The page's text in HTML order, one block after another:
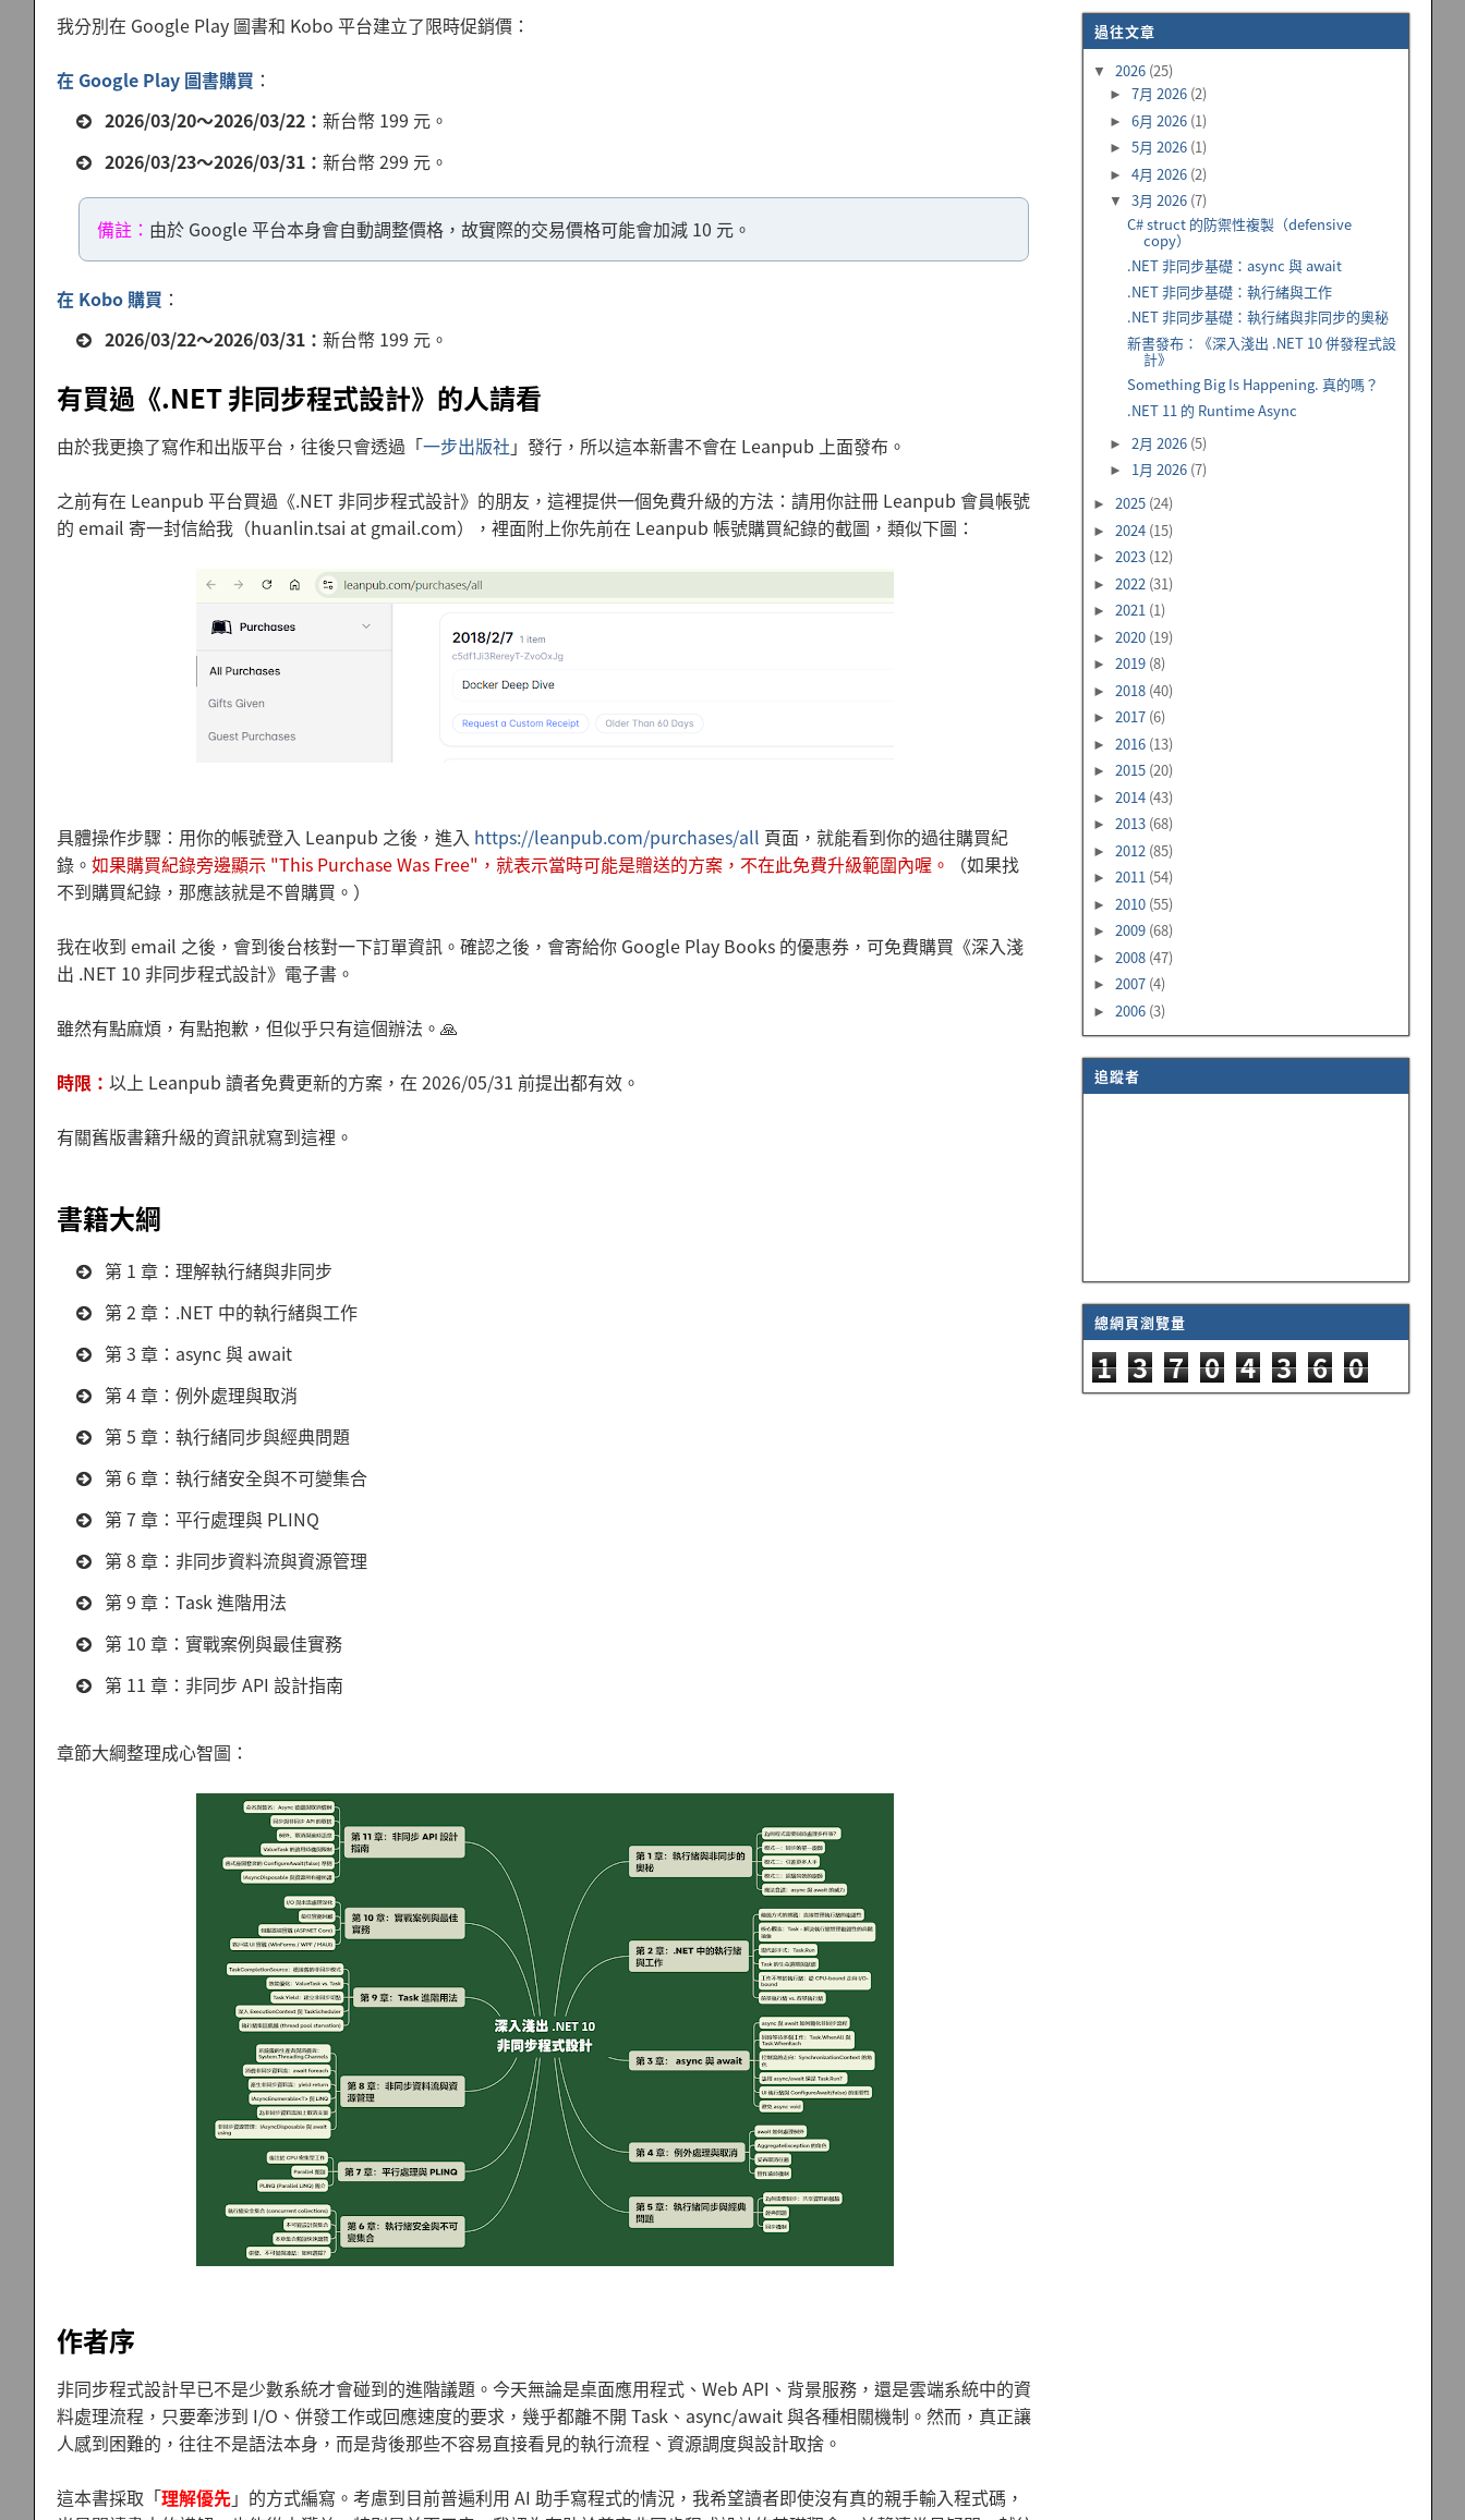
我分別在 Google Play 圖書和 Kobo 平台建立了限時促銷價：
在 Google Play 圖書購買 ：
2026/03/20～2026/03/22： 新台幣 199 元。
2026/03/23～2026/03/31： 新台幣 299 元。
備註： 由於 Google 平台本身會自動調整價格，故實際的交易價格可能會加減 10 元。
在 Kobo 購買 ：
2026/03/22～2026/03/31： 新台幣 199 元。
有買過《.NET 非同步程式設計》的人請看
由於我更換了寫作和出版平台，往後只會透過「一步出版社 」發行，所以這本新書不會在 Leanpub 上面發布。
之前有在 Leanpub 平台買過《.NET 非同步程式設計》的朋友，這裡提供一個免費升級的方法：請用你註冊 Leanpub 會員帳號
的 email 寄一封信給我（huanlin.tsai at gmail.com），裡面附上你先前在 Leanpub 帳號購買紀錄的截圖，類似下圖：
具體操作步驟：用你的帳號登入 Leanpub 之後，進入 https://leanpub.com/purchases/all 頁面，就能看到你的過往購買紀
錄。 如果購買紀錄旁邊顯示 "This Purchase Was Free"，就表示當時可能是贈送的方案，不在此免費升級範圍內喔。
（如果找
不到購買紀錄，那應該就是不曾購買。）
我在收到 email 之後，會到後台核對一下訂單資訊。確認之後，會寄給你 Google Play Books 的優惠券，可免費購買《深入淺
出 .NET 10 非同步程式設計》電子書。
雖然有點麻煩，有點抱歉，但似乎只有這個辦法。🙏
時限： 以上 Leanpub 讀者免費更新的方案，在 2026/05/31 前提出都有效。
有關舊版書籍升級的資訊就寫到這裡。
書籍大綱
第 1 章：理解執行緒與非同步
第 2 章：.NET 中的執行緒與工作
第 3 章：async 與 await
第 4 章：例外處理與取消
第 5 章：執行緒同步與經典問題
第 6 章：執行緒安全與不可變集合
第 7 章：平行處理與 PLINQ
第 8 章：非同步資料流與資源管理
第 9 章：Task 進階用法
第 10 章：實戰案例與最佳實務
第 11 章：非同步 API 設計指南
章節大綱整理成心智圖：
作者序
非同步程式設計早已不是少數系統才會碰到的進階議題。今天無論是桌面應用程式、Web API、背景服務，還是雲端系統中的資
料處理流程，只要牽涉到 I/O、併發工作或回應速度的要求，幾乎都離不開 Task、async/await 與各種相關機制。然而，真正讓
人感到困難的，往往不是語法本身，而是背後那些不容易直接看見的執行流程、資源調度與設計取捨。
這本書採取「理解優先」的方式編寫。考慮到目前普遍利用 AI 助手寫程式的情況，我希望讀者即使沒有真的親手輸入程式碼，
過往文章
▼ 2026 (25)
►7月 2026 (2)
►6月 2026 (1)
►5月 2026 (1)
►4月 2026 (2)
▼3月 2026 (7)
C# struct 的防禦性複製（defensive
copy）
.NET 非同步基礎：async 與 await
.NET 非同步基礎：執行緒與工作
.NET 非同步基礎：執行緒與非同步的奧秘
新書發布：《深入淺出 .NET 10 併發程式設
計》
Something Big Is Happening. 真的嗎？
.NET 11 的 Runtime Async
►2月 2026 (5)
► 1月 2026 (7)
► 2025 (24)
► 2024 (15)
► 2023 (12)
► 2022 (31)
► 2021 (1)
► 2020 (19)
► 2019 (8)
► 2018 (40)
► 2017 (6)
► 2016 (13)
► 2015 (20)
► 2014 (43)
► 2013 (68)
► 2012 (85)
► 2011 (54)
► 2010 (55)
► 2009 (68)
► 2008 (47)
► 2007 (4)
► 2006 (3)
追蹤者
總網頁瀏覽量
1 3 7 0 4 3 6 0